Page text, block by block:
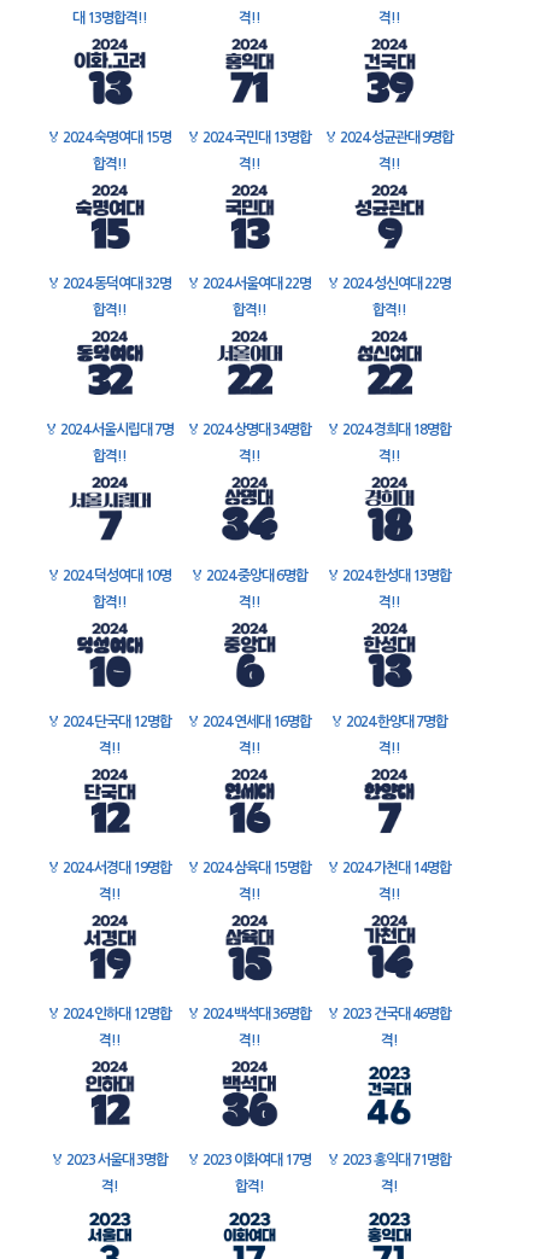
대 13명합격!!
격!!
격!!
🏅 2024 숙명여대 15명
합격!!
🏅 2024 국민대 13명합
격!!
🏅 2024 성균관대 9명합
격!!
🏅 2024 동덕여대 32명
합격!!
🏅 2024 서울여대 22명
합격!!
🏅 2024 성신여대 22명
합격!!
🏅 2024 서울시립대 7명
합격!!
🏅 2024 상명대 34명합
격!!
🏅 2024 경희대 18명합
격!!
🏅 2024 덕성여대 10명
합격!!
🏅 2024 중앙대 6명합
격!!
🏅 2024 한성대 13명합
격!!
🏅 2024 단국대 12명합
격!!
🏅 2024 연세대 16명합
격!!
🏅 2024 한양대 7명합
격!!
🏅 2024 서경대 19명합
격!!
🏅 2024 삼육대 15명합
격!!
🏅 2024 가천대 14명합
격!!
🏅 2024 인하대 12명합
격!!
🏅 2024 백석대 36명합
격!!
🏅 2023 건국대 46명합
격!
🏅 2023 서울대 3명합
격!
🏅 2023 이화여대 17명
합격!
🏅 2023 홍익대 71명합
격!